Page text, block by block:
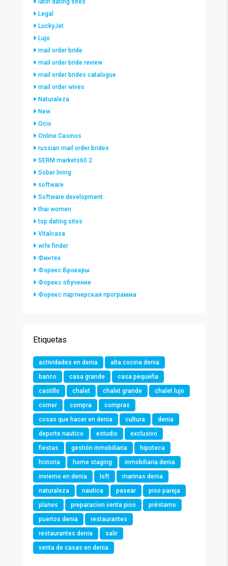
latin dating sites
Legal
LuckyJet
Lujo
mail order bride
mail order bride review
mail order brides catalogue
mail order wives
Naturaleza
New
Ocio
Online Casinos
russian mail order brides
SERM markets60 2
Sober living
software
Software development
thai women
top dating sites
Vitalcasa
wife finder
Финтех
Форекс Брокеры
Форекс обучение
Форекс партнерская программа
Etiquetas
actividades en denia
alta cocina denia
banco
casa grande
casa pequeña
castillo
chalet chalet grande
chalet lujo
comer
compra
compras
cosas que hacer en denia
cultura
denia
deporte nautico
estudio
exclusivo
fiestas
gestión inmobiliaria
hipoteca
historia
home staging
inmobiliaria denia
invierno en denia
loft
marinas denia
naturaleza
nautica pasear
piso pareja
planes
preparacion venta piso
préstamo
puertos denia
restaurantes
restaurantes denia
salir
venta de casas en denia